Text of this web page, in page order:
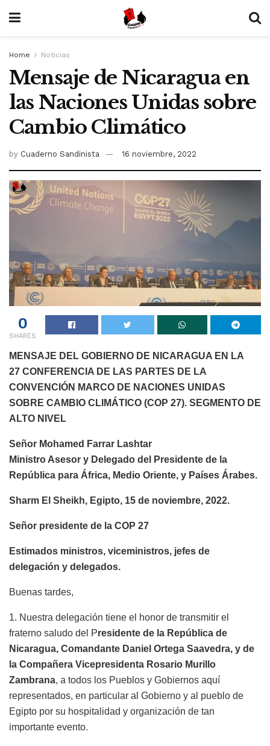
Home Noticias
Mensaje de Nicaragua en
las Naciones Unidas sobre
Cambio Climático
by Cuaderno Sandinista 16 noviembre, 2022
0
SHARES
MENSAJE DEL GOBIERNO DE NICARAGUA EN LA
27 CONFERENCIA DE LAS PARTES DE LA
CONVENCIÓN MARCO DE NACIONES UNIDAS
SOBRE CAMBIO CLIMÁTICO (COP 27). SEGMENTO DE
ALTO NIVEL
Señor Mohamed Farrar Lashtar
Ministro Asesor y Delegado del Presidente de la
República para África, Medio Oriente, y Países Árabes.
Sharm El Sheikh, Egipto, 15 de noviembre, 2022.
Señor presidente de la COP 27
Estimados ministros, viceministros, jefes de
delegación y delegados.
Buenas tardes,
1. Nuestra delegación tiene el honor de transmitir el
fraterno saludo del Presidente de la República de
Nicaragua, Comandante Daniel Ortega Saavedra, y de
la Compañera Vicepresidenta Rosario Murillo
Zambrana, a todos los Pueblos y Gobiernos aquí
representados, en particular al Gobierno y al pueblo de
Egipto por su hospitalidad y organización de tan
importante evento.